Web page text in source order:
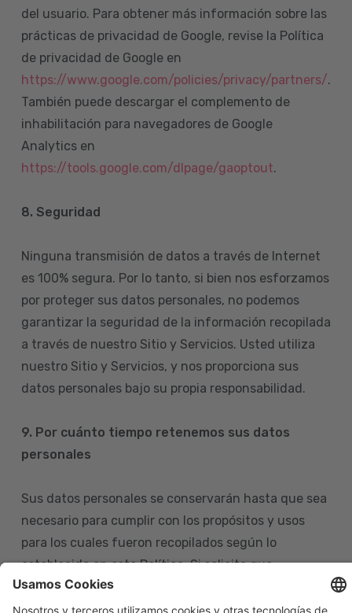
del usuario. Para obtener más información sobre las
prácticas de privacidad de Google, revise la Política
de privacidad de Google en
https://www.google.com/policies/privacy/partners/.
También puede descargar el complemento de
inhabilitación para navegadores de Google
Analytics en
https://tools.google.com/dlpage/gaoptout.
8. Seguridad
Ninguna transmisión de datos a través de Internet
es 100% segura. Por lo tanto, si bien nos esforzamos
por proteger sus datos personales, no podemos
garantizar la seguridad de la información recopilada
a través de nuestro Sitio y Servicios. Usted utiliza
nuestro Sitio y Servicios, y nos proporciona sus
datos personales bajo su propia responsabilidad.
9. Por cuánto tiempo retenemos sus datos
personales
Sus datos personales se conservarán hasta que sea
necesario para cumplir con los propósitos y usos
para los cuales fueron recopilados según lo
establecido en esta Política. Si solicita que
eliminemos sus datos personales de nuestras bases
de datos, tenga en cuenta que igualmente